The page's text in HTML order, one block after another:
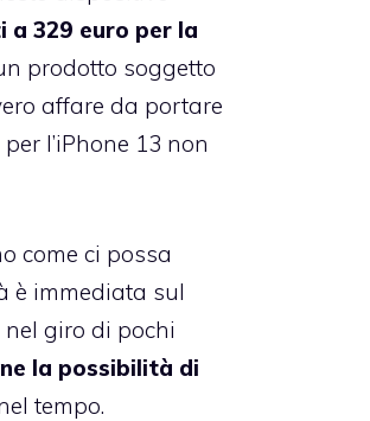
329 euro per la
prodotto soggetto
affare da portare
l’iPhone 13 non
come ci possa
è immediata sul
giro di pochi
la possibilità di
tempo.